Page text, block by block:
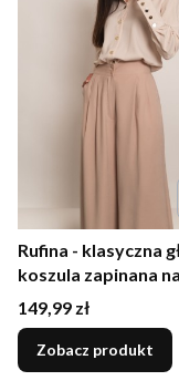
Rufina - klasyczna
koszula zapinana
guziki beżowa
Cena
149,99 zł
Zobacz produkt